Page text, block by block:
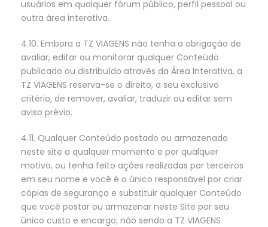
usuários em qualquer fórum público, perfil pessoal ou
outra área interativa.
4.10. Embora a TZ VIAGENS não tenha a obrigação de
avaliar, editar ou monitorar qualquer Conteúdo
publicado ou distribuído através da Área Interativa, a
TZ VIAGENS reserva-se o direito, a seu exclusivo
critério, de remover, avaliar, traduzir ou editar sem
aviso prévio.
4.11. Qualquer Conteúdo postado ou armazenado
neste site a qualquer momento e por qualquer
motivo, ou tenha feito ações realizadas por terceiros
em seu nome e você é o único responsável por criar
cópias de segurança e substituir qualquer Conteúdo
que você postar ou armazenar neste Site por seu
único custo e encargo; não sendo a TZ VIAGENS